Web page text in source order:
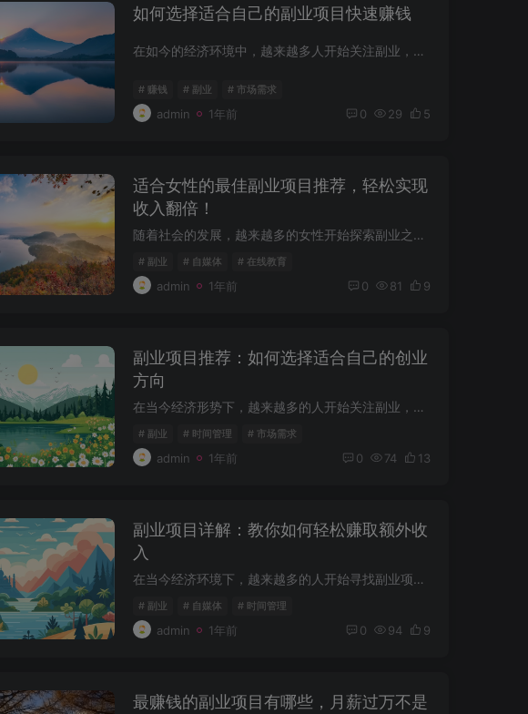
如何选择适合自己的副业项目快速赚钱
在如今的经济环境中，越来越多人开始关注副业，希望通过额外的收入来改善生活质量。选择一个合适的副业项目尤为重要。本文将为你提供一些实用的，帮助你快速找到适合自己的副业项目。 理解自身...
# 赚钱 # 副业 # 市场需求
admin 1年前 0 29 5
适合女性的最佳副业项目推荐，轻松实现
收入翻倍！
随着社会的发展，越来越多的女性开始探索副业之路，希望在家庭和职场之间找到一个平衡点。以下是一些适合女性的最佳副业项目推荐，它们不仅灵活，且具有良好的收入潜力。 在线教育 在线教育市场...
# 副业 # 自媒体 # 在线教育
admin 1年前 0 81 9
副业项目推荐：如何选择适合自己的创业
方向
在当今经济形势下，越来越多的人开始关注副业，通过副业来增加收入和提升生活质量。面对众多的副业项目，很多人不知道如何选择适合自己的方向。本文将为您提供一些实用的和指导，助您找到理想的...
# 副业 # 时间管理 # 市场需求
admin 1年前 0 74 13
副业项目详解：教你如何轻松赚取额外收
入
在当今经济环境下，越来越多的人开始寻找副业项目，来提升自己的收入水平。无论是为了应对生活开支的压力，还是为了实现个人价值，副业都成为了许多人追求的目标。本文将为你详细解析各种副业项...
# 副业 # 自媒体 # 时间管理
admin 1年前 0 94 9
最赚钱的副业项目有哪些，月薪过万不是